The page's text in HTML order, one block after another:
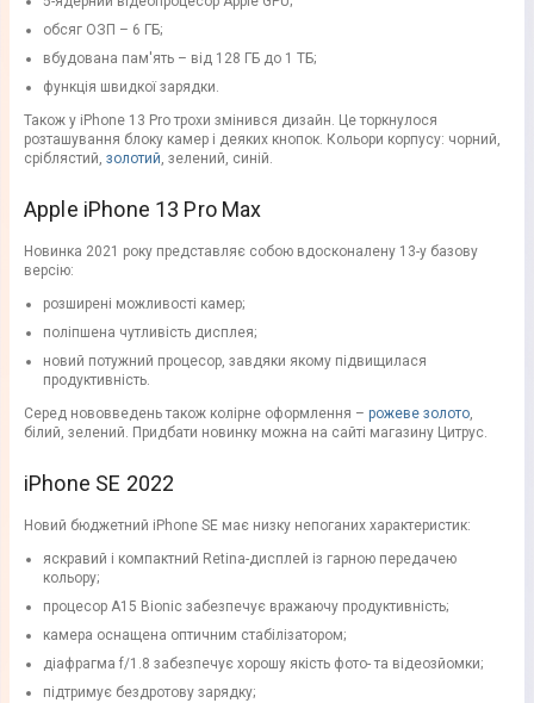
обсяг ОЗП – 6 ГБ;
вбудована пам'ять – від 128 ГБ до 1 ТБ;
функція швидкої зарядки.
Також у iPhone 13 Pro трохи змінився дизайн. Це торкнулося
розташування блоку камер і деяких кнопок. Кольори корпусу: чорний,
сріблястий, золотий, зелений, синій.
Apple iPhone 13 Pro Max
Новинка 2021 року представляє собою вдосконалену 13-у базову
версію:
розширені можливості камер;
поліпшена чутливість дисплея;
новий потужний процесор, завдяки якому підвищилася
продуктивність.
Серед нововведень також колірне оформлення – рожеве золото,
білий, зелений. Придбати новинку можна на сайті магазину Цитрус.
iPhone SE 2022
Новий бюджетний iPhone SE має низку непоганих характеристик:
яскравий і компактний Retina-дисплей із гарною передачею
кольору;
процесор A15 Bionic забезпечує вражаючу продуктивність;
камера оснащена оптичним стабілізатором;
діафрагма f/1.8 забезпечує хорошу якість фото- та відеозйомки;
підтримує бездротову зарядку;